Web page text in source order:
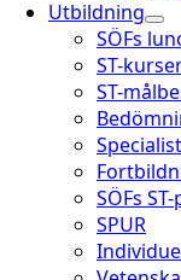
Utbildning
SÖFs
ST-
ST-
SÖFs
SPUR